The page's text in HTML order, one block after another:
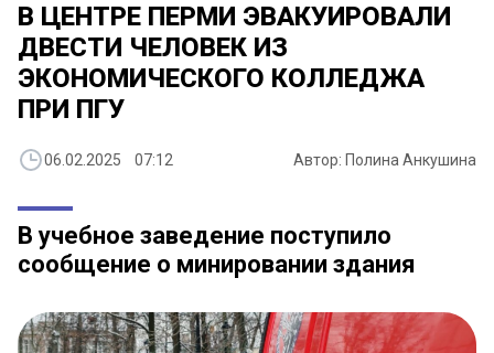
В ЦЕНТРЕ ПЕРМИ ЭВАКУИРОВАЛИ
ДВЕСТИ ЧЕЛОВЕК ИЗ
ЭКОНОМИЧЕСКОГО КОЛЛЕДЖА
ПРИ ПГУ
06.02.2025 07:12 Автор: Полина Анкушина
В учебное заведение поступило
сообщение о минировании здания